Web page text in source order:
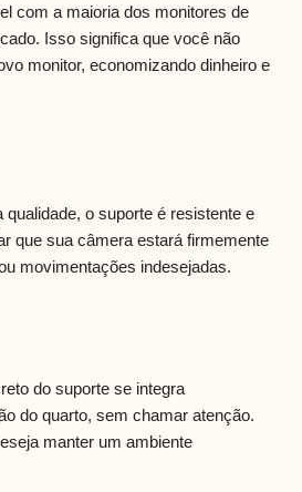
com a maioria dos monitores de
Isso significa que você não
monitor, economizando dinheiro e
qualidade, o suporte é resistente e
que sua câmera estará firmemente
movimentações indesejadas.
do suporte se integra
do quarto, sem chamar atenção.
manter um ambiente